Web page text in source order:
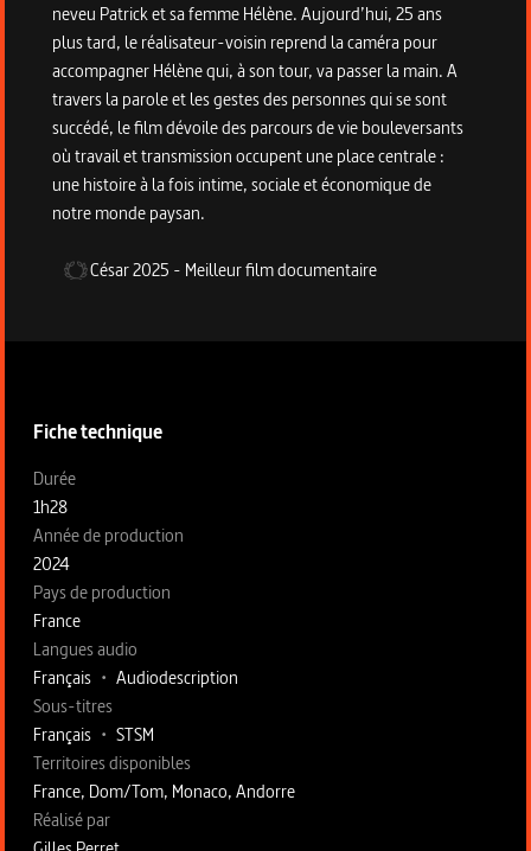
neveu Patrick et sa femme Hélène. Aujourd’hui, 25 ans
plus tard, le réalisateur-voisin reprend la caméra pour
accompagner Hélène qui, à son tour, va passer la main. A
travers la parole et les gestes des personnes qui se sont
succédé, le film dévoile des parcours de vie bouleversants
où travail et transmission occupent une place centrale :
une histoire à la fois intime, sociale et économique de
notre monde paysan.
César2025 - Meilleur film documentaire
Fiche technique
Fiche technique section gauche
Durée
1h28
Année de production
2024
Pays de production
France
Langues audio
Français • Audiodescription
Sous-titres
Français • STSM
Territoires disponibles
France, Dom/Tom, Monaco, Andorre
Fiche technique section droite
Réalisé par